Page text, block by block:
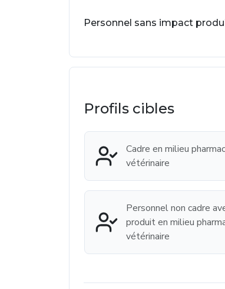
Personnel sans impact
Profils cibles
Cadre en milieu
vétérinaire
Personnel non cadre
produit en milieu
vétérinaire